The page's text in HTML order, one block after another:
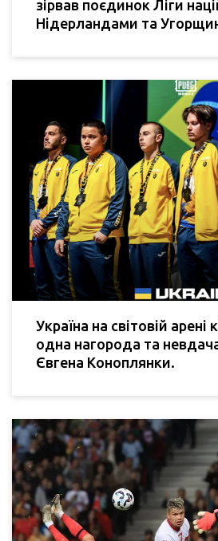
зірвав поєдинок Ліги
Нідерландами та
Україна на світовій арені
одна нагорода та
Євгена Коноплянки.